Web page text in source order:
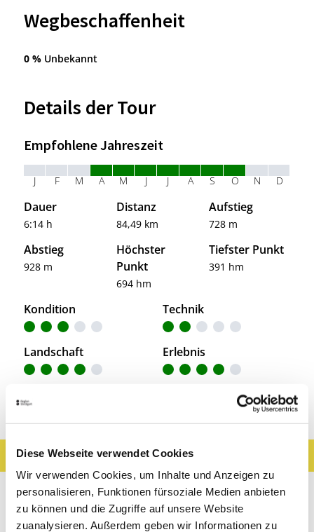
Diese Webseite verwendet Cookies
Wir verwenden Cookies, um Inhalte und Anzeigen zu
personalisieren, Funktionen fürsoziale Medien anbieten
zu können und die Zugriffe auf unsere Website
zuanalysieren. Außerdem geben wir Informationen zu
Wegbeschaffenheit
0 %Unbekannt
Details der Tour
Empfohlene Jahreszeit
J F M A M J J A S O N D
Dauer
6:14 h
Distanz
84,49 km
Aufstieg
728 m
Abstieg
928 m
Höchster
Punkt
694 hm
Tiefster Punkt
391 hm
Kondition Technik
Landschaft Erlebnis
Entdeckungen entlang der Tour
Ergebnisse filtern
Sehenswertes
Gastronomie Wein
Museen & Ausstellungen Freizeit